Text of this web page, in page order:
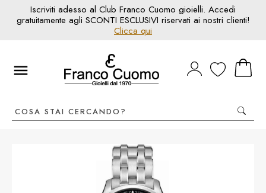
Iscriviti adesso al Club Franco Cuomo gioielli. Accedi
gratuitamente agli SCONTI ESCLUSIVI riservati ai nostri clienti!
Clicca qui